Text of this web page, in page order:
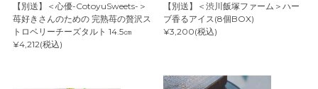
【別送】＜心優-CotoyuSweets-＞
苺好きさんのための 完熟苺の贅沢ス
トロベリーチーズタルト 14.5㎝
¥4,212(税込)
【別送】＜渋川飯塚ファーム＞ハー
ブ香るアイス(8個BOX)
¥3,200(税込)